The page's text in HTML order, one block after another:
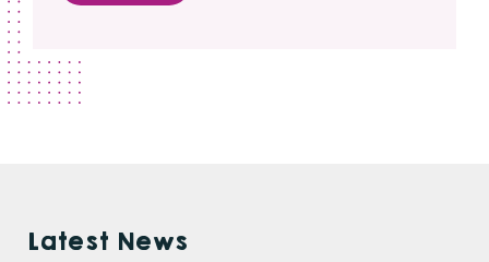
Latest News